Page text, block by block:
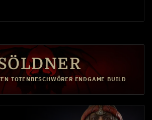
TOTENBESCHWÖRER ENDGAME BUILD